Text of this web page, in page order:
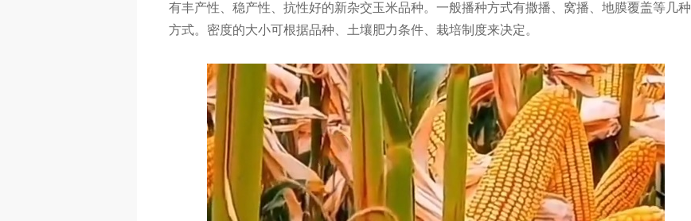
有丰产性、稳产性、抗性好的新杂交玉米品种。一般播种方式有撒播、窝播、地膜覆盖等几种
方式。密度的大小可根据品种、土壤肥力条件、栽培制度来决定。